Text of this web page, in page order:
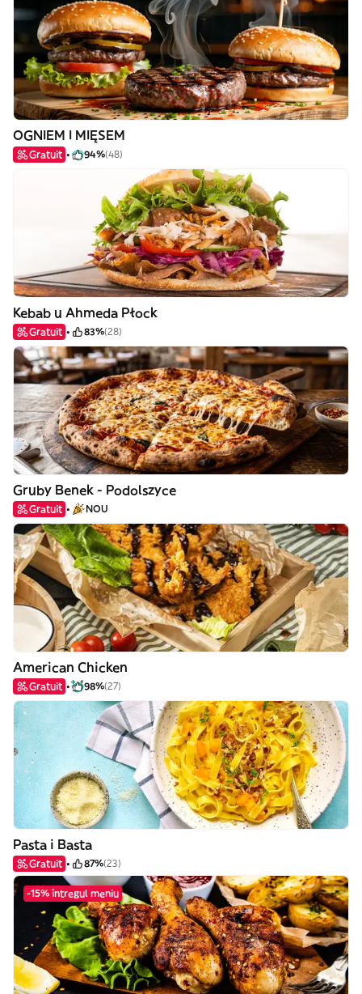
OGNIEM I MIĘSEM
Gratuit 94%(48)
Kebab u Ahmeda Płock
Gratuit 83%(28)
Gruby Benek - Podolszyce
Gratuit NOU
American Chicken
Gratuit 98%(27)
Pasta i Basta
Gratuit 87%(23)
-15% întregul meniu